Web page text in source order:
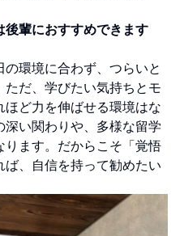
後輩におすすめできます
環境に合わず、つらいと
だ、学びたい気持ちとモ
ど力を伸ばせる環境はな
い関わりや、多様な留学
ます。だからこそ「覚悟
、自信を持って勧めたい